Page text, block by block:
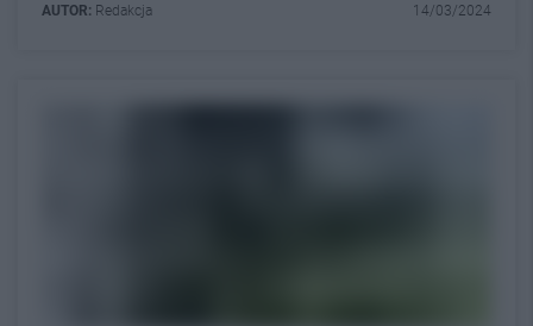
AUTOR: Redakcja 14/03/2024